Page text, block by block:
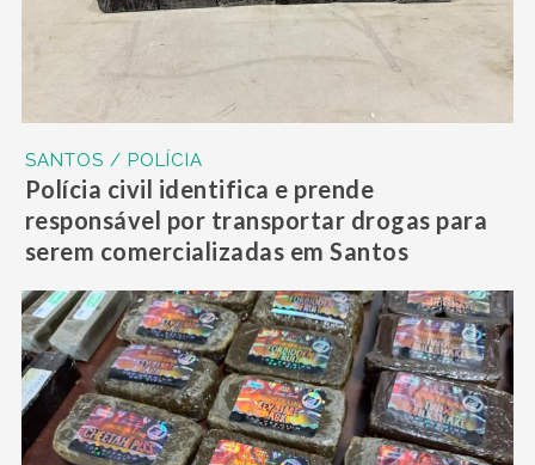
SANTOS / POLÍCIA
Polícia civil identifica e prende
responsável por transportar drogas para
serem comercializadas em Santos